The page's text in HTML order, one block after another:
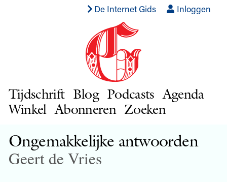
De Internet Gids Inloggen
Tijdschrift Blog Podcasts Agenda
Winkel Abonneren Zoeken
Ongemakkelijke antwoorden
Geert de Vries